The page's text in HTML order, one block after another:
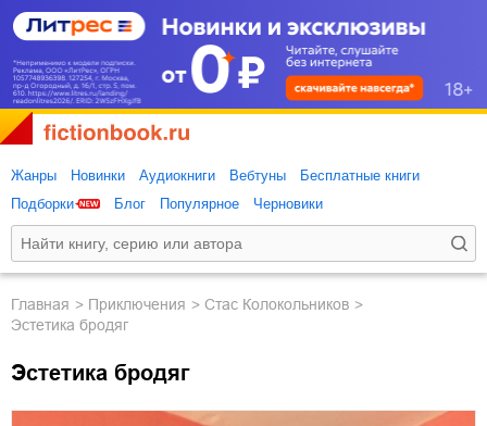
Жанры Новинки Аудиокниги Вебтуны
Бесплатные книги
Подборки
Блог Популярное Черновики
Главная приключения
Стас Колокольников
Эстетика бродяг
Эстетика бродяг